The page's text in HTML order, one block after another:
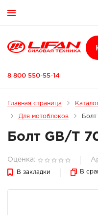

8 800 550-55-14
Главная страница
Для мотоблоков
Болт GB/T
Оценка:
В закладки В